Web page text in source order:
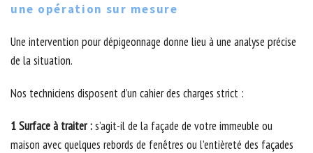
une opération sur mesure
Une intervention pour dépigeonnage donne lieu à une analyse précise
de la situation.
Nos techniciens disposent d’un cahier des charges strict :
1 Surface à traiter :s’agit-il de la façade de votre immeuble ou
maison avec quelques rebords de fenêtres ou l’entièreté des façades